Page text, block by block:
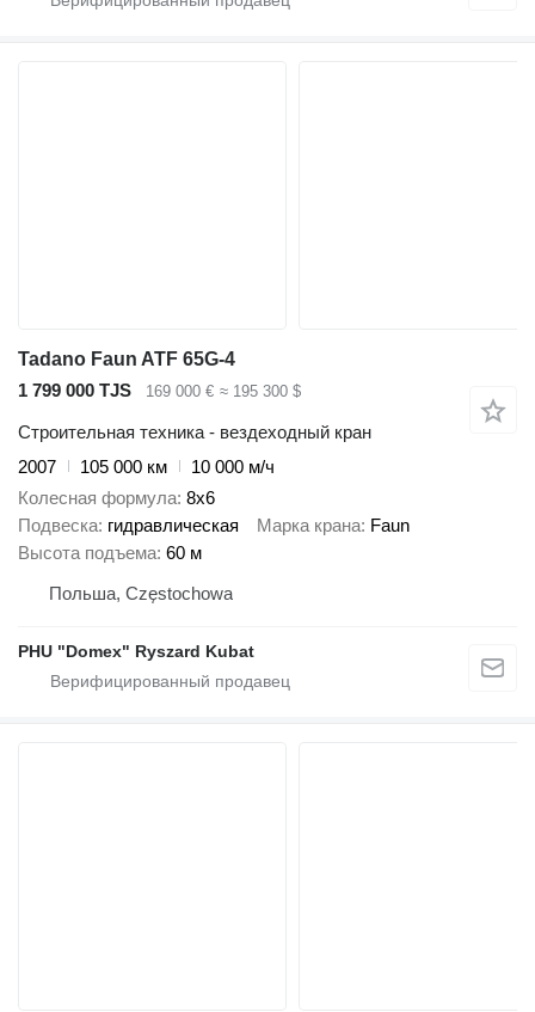
Tadano Faun ATF 65G-4
1 799 000 TJS
169 000 € ≈ 195 300 $
Строительная техника - вездеходный кран
2007
105 000 км
10 000 м/ч
Колесная формула 8x6
Подвеска гидравлическая Марка крана Faun
Высота подъема 60 м
Польша, Częstochowa
PHU "Domex" Ryszard Kubat